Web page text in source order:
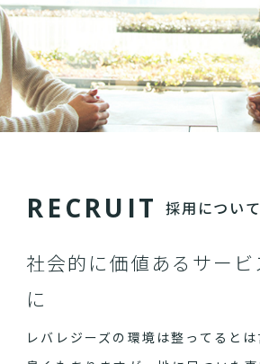
RECRU IT 採用について
社会的に価値あるサービ
に
レバレジーズの環境は整ってると